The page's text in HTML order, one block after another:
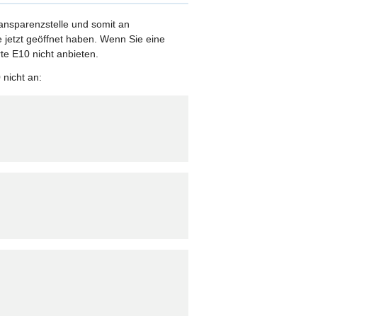
und somit an
jetzt geöffnet haben. Wenn Sie eine
E10 nicht anbieten.
nicht an: